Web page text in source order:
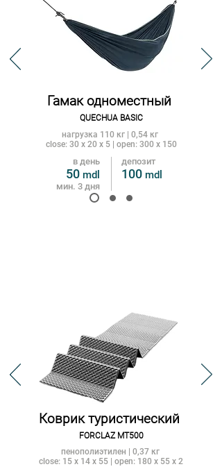
Гамак одноместный
QUECHUABASIC
нагрузка 110 кг | 0,54 кг
close: 30 x 20 x 5 | open: 300 x 150
депозит
100 mdl
в день
50 mdl
мин. 3 дня
Коврик туристический
FORCLAZ MT500
пенополиэтилен | 0,37 кг
close: 15 x 14 x 55 | open: 180 x 55 x 2